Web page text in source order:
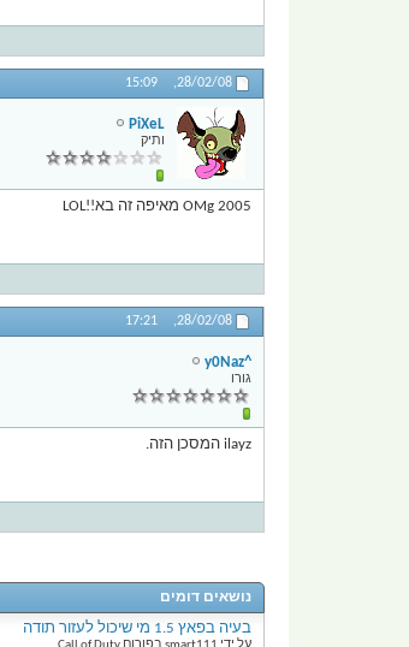
28/02/08,
15:09
PiXeL
ותיק
OMg 2005 מאיפה זה בא!!LOL
28/02/08,
17:21
^y0Naz
גורו
ilayz המסכן הזה.
נושאים דומים
בעיה בפאץ 1.5 מי שיכול לעזור תודה